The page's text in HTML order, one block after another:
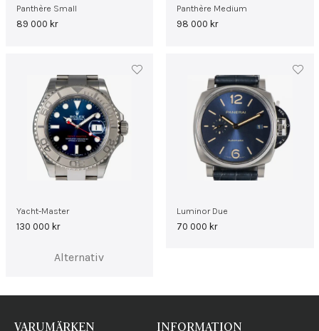
Panthère Small
89 000 kr
Panthère Medium
98 000 kr
Yacht-Master
130 000 kr
Alternativ
Luminor Due
70 000 kr
VARUMÄRKEN INFORMATION